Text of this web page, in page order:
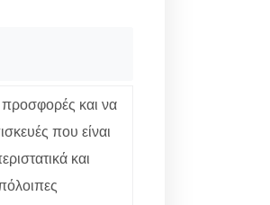
προσφορές και να
που είναι
και